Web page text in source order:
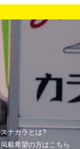
スナカラとは?
掲載希望の方はこちら